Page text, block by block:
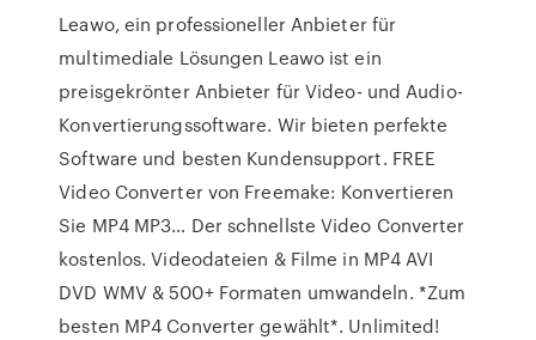
Leawo, ein professioneller Anbieter für
multimediale Lösungen Leawo ist ein
preisgekrönter Anbieter für Video- und Audio-
Konvertierungssoftware. Wir bieten perfekte
Software und besten Kundensupport. FREE
Video Converter von Freemake: Konvertieren
Sie MP4 MP3… Der schnellste Video Converter
kostenlos. Videodateien & Filme in MP4 AVI
DVD WMV & 500+ Formaten umwandeln. *Zum
besten MP4 Converter gewählt*. Unlimited!